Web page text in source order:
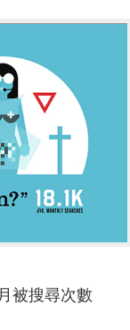
被搜尋次數